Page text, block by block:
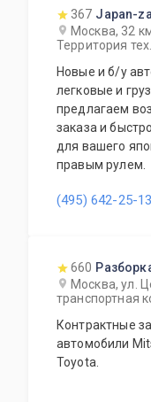
367 Japan-
Москва, 32
Территория
Новые и б/у
легковые и
предлагаем
заказа и
для вашего
правым рулем.
(495) 642-25-13
660
Москва, ул.
транспортная
Контрактные
автомобили
Toyota.